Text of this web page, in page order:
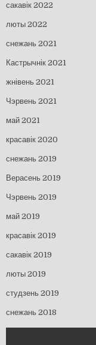
сакавік 2022
люты 2022
снежань 2021
Кастрычнік 2021
жнівень 2021
Чэрвень 2021
май 2021
красавік 2020
снежань 2019
Верасень 2019
Чэрвень 2019
май 2019
красавік 2019
сакавік 2019
люты 2019
студзень 2019
снежань 2018